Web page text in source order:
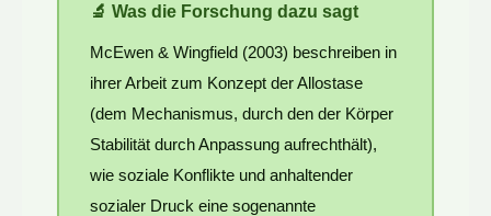
🔬 Was die Forschung dazu sagt
McEwen & Wingfield (2003) beschreiben in
ihrer Arbeit zum Konzept der Allostase
(dem Mechanismus, durch den der Körper
Stabilität durch Anpassung aufrechthält),
wie soziale Konflikte und anhaltender
sozialer Druck eine sogenannte